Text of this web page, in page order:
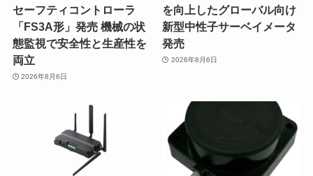
セーフティコントローラ
「FS3A形」発売 機械の状
態監視で安全性と生産性を
両立
2026年8月6日
を向上したグローバル向け
新型中性子サーベイメータ
発売
2026年8月6日